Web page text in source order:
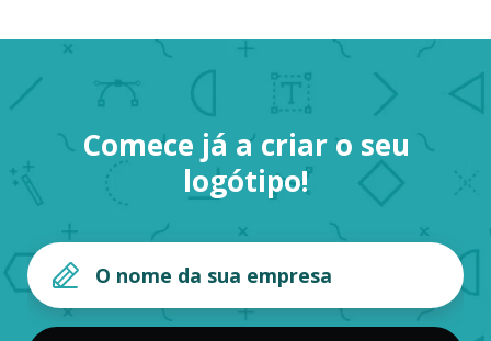
Comece já a criar o seu
logótipo!